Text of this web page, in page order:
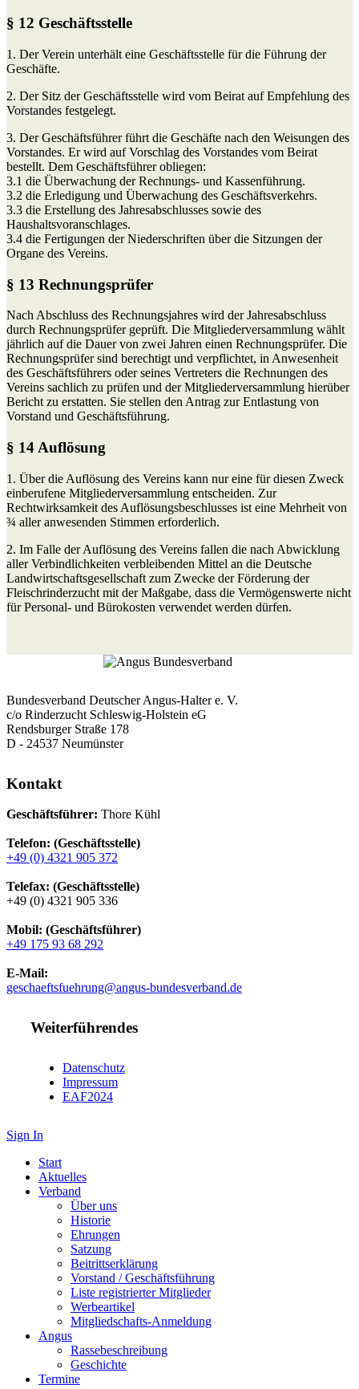
§ 12 Geschäftsstelle
1. Der Verein unterhält eine Geschäftsstelle für die Führung der
Geschäfte.
2. Der Sitz der Geschäftsstelle wird vom Beirat auf Empfehlung des
Vorstandes festgelegt.
3. Der Geschäftsführer führt die Geschäfte nach den Weisungen des
Vorstandes. Er wird auf Vorschlag des Vorstandes vom Beirat
bestellt. Dem Geschäftsführer obliegen:
3.1 die Überwachung der Rechnungs- und Kassenführung.
3.2 die Erledigung und Überwachung des Geschäftsverkehrs.
3.3 die Erstellung des Jahresabschlusses sowie des
Haushaltsvoranschlages.
3.4 die Fertigungen der Niederschriften über die Sitzungen der
Organe des Vereins.
§ 13 Rechnungsprüfer
Nach Abschluss des Rechnungsjahres wird der Jahresabschluss
durch Rechnungsprüfer geprüft. Die Mitgliederversammlung wählt
jährlich auf die Dauer von zwei Jahren einen Rechnungsprüfer. Die
Rechnungsprüfer sind berechtigt und verpflichtet, in Anwesenheit
des Geschäftsführers oder seines Vertreters die Rechnungen des
Vereins sachlich zu prüfen und der Mitgliederversammlung hierüber
Bericht zu erstatten. Sie stellen den Antrag zur Entlastung von
Vorstand und Geschäftsführung.
§ 14 Auflösung
1. Über die Auflösung des Vereins kann nur eine für diesen Zweck
einberufene Mitgliederversammlung entscheiden. Zur
Rechtwirksamkeit des Auflösungsbeschlusses ist eine Mehrheit von
¾ aller anwesenden Stimmen erforderlich.
2. Im Falle der Auflösung des Vereins fallen die nach Abwicklung
aller Verbindlichkeiten verbleibenden Mittel an die Deutsche
Landwirtschaftsgesellschaft zum Zwecke der Förderung der
Fleischrinderzucht mit der Maßgabe, dass die Vermögenswerte nicht
für Personal- und Bürokosten verwendet werden dürfen.
Bundesverband Deutscher Angus-Halter e. V.
c/o Rinderzucht Schleswig-Holstein eG
Rendsburger Straße 178
D - 24537 Neumünster
Kontakt
Geschäftsführer: Thore Kühl
Telefon: (Geschäftsstelle)
+49 (0) 4321 905 372
Telefax: (Geschäftsstelle)
+49 (0) 4321 905 336
Mobil: (Geschäftsführer)
+49 175 93 68 292
E-Mail:
geschaeftsfuehrung@angus-bundesverband.de
Weiterführendes
Datenschutz
Impressum
EAF2024
Sign In
Start
Aktuelles
Verband
Über uns
Historie
Ehrungen
Satzung
Beitrittserklärung
Vorstand / Geschäftsführung
Liste registrierter Mitglieder
Werbeartikel
Mitgliedschafts-Anmeldung
Angus
Rassebeschreibung
Geschichte
Termine